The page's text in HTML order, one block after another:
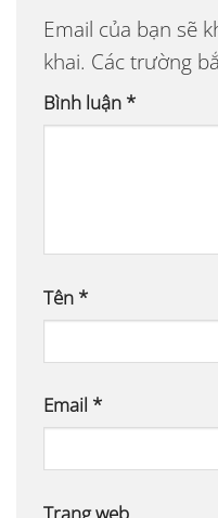
Email của bạn sẽ
khai. Các trường
Bình luận *
Tên *
Email *